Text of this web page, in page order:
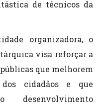
de técnicos da
organizadora, o
visa reforçar a
que melhorem
cidadãos e que